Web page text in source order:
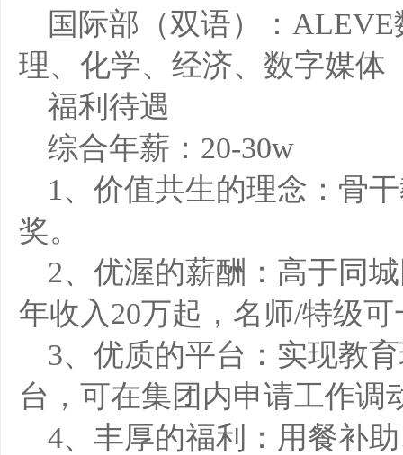
国际部（双语）：
理、化学、经济、数字媒体
福利待遇
综合年薪：20-30w
1、价值共生的理念：骨
奖。
2、优渥的薪酬：高于同
年收入20万起，名师/特级
3、优质的平台：实现教
台，可在集团内申请工作调
4、丰厚的福利：用餐补